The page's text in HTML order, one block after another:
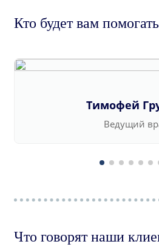
Кто будет вам помогать
Тимофей
Ведущий
Что говорят наши